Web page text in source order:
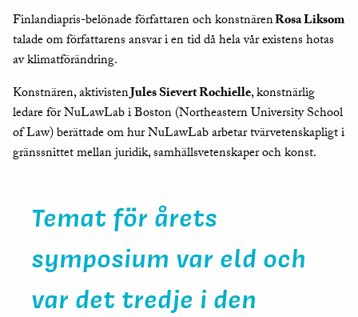
Finlandiapris-belönade författaren och konstnärenRosa Liksom
talade om författarens ansvar i en tid då hela vår existens hotas
av klimatförändring.
Konstnären, aktivistenJules Sievert Rochielle, konstnärlig
ledare för NuLawLab i Boston (Northeastern University School
of Law) berättade om hur NuLawLab arbetar tvärvetenskapligt i
gränssnittet mellan juridik, samhällsvetenskaper och konst.
Temat för årets
symposium var eld och
var det tredje i den